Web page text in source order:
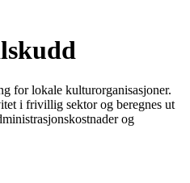
for lokale kulturorganisasjoner.
i frivillig sektor og beregnes ut
og